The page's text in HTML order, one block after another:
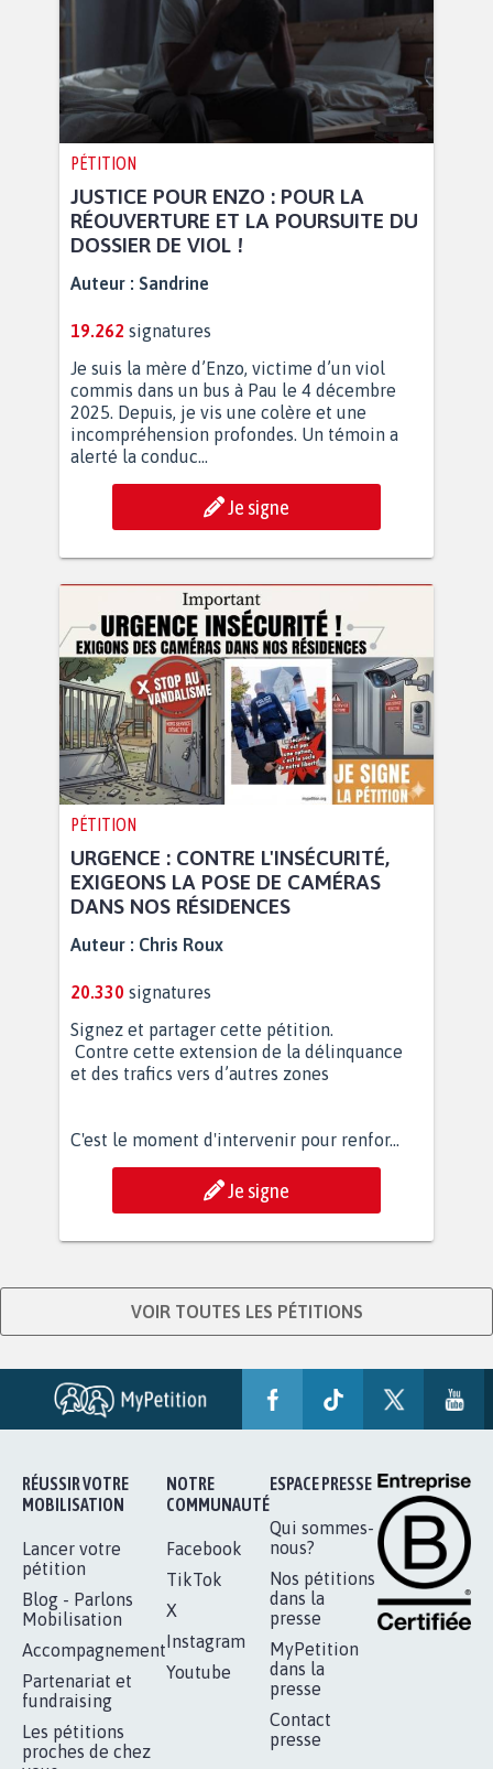
PÉTITION
JUSTICE POUR ENZO : POUR LA
RÉOUVERTURE ET LA POURSUITE DU
DOSSIER DE VIOL !
Auteur : Sandrine
19.262 signatures
Je suis la mère d’Enzo, victime d’un viol
commis dans un bus à Pau le 4 décembre
2025. Depuis, je vis une colère et une
incompréhension profondes. Un témoin a
alerté la conduc...
Je signe
PÉTITION
URGENCE : CONTRE L'INSÉCURITÉ,
EXIGEONS LA POSE DE CAMÉRAS
DANS NOS RÉSIDENCES
Auteur : Chris Roux
20.330 signatures
Signez et partager cette pétition.
Contre cette extension de la délinquance
et des trafics vers d’autres zones
C'est le moment d'intervenir pour renfor...
Je signe
VOIR TOUTES LES PÉTITIONS
RÉUSSIR VOTRE
MOBILISATION
Lancer votre
pétition
Blog - Parlons
Mobilisation
Accompagnement
Partenariat et
fundraising
Les pétitions
proches de chez
NOTRE
COMMUNAUTÉ
Facebook
TikTok
X
Instagram
Youtube
ESPACE PRESSE
Qui sommes-
nous?
Nos pétitions
dans la
presse
MyPetition
dans la
presse
Contact
presse